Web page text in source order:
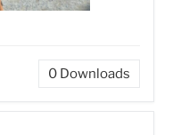
0 Downloads